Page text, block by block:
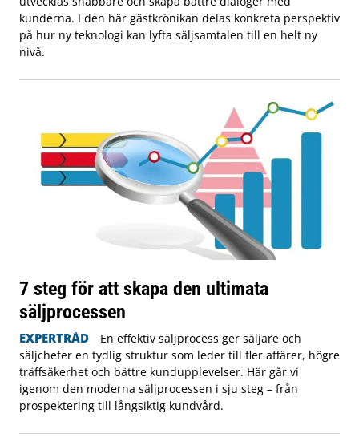
kunderna. I den här gästkrönikan delas konkreta perspektiv
på hur ny teknologi kan lyfta säljsamtalen till en helt ny
nivå.
7 steg för att skapa den ultimata
säljprocessen
EXPERTRÅD
En effektiv säljprocess ger säljare och
säljchefer en tydlig struktur som leder till fler affärer, högre
träffsäkerhet och bättre kundupplevelser. Här går vi
igenom den moderna säljprocessen i sju steg – från
prospektering till långsiktig kundvård.